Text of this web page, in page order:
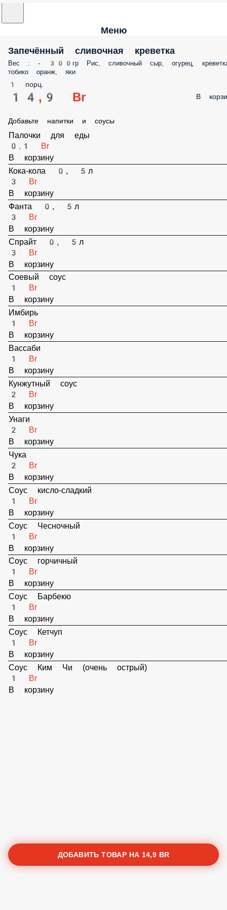
Меню
Запечённый сливочная креветка
Вес : - 300гр Рис, сливочный сыр, огурец, креветка, тобико оранж,
1 порц.
14,9 Br
0,1 Br
В корзину
Кока-кола 0, 5л
3 Br
В корзину
Фанта 0, 5л
3 Br
В корзину
Спрайт 0, 5л
3 Br
В корзину
Соевый соус
1 Br
В корзину
Имбирь
1 Br
В корзину
Вассаби
1 Br
В корзину
Кунжутный соус
2 Br
В корзину
Унаги
2 Br
В корзину
Чука
2 Br
В корзину
Соус кисло-сладкий
1 Br
В корзину
Соус Чесночный
В корзину
Соус горчичный
1 Br
ДОБАВИТЬ ТОВАР НА 14,9 BR